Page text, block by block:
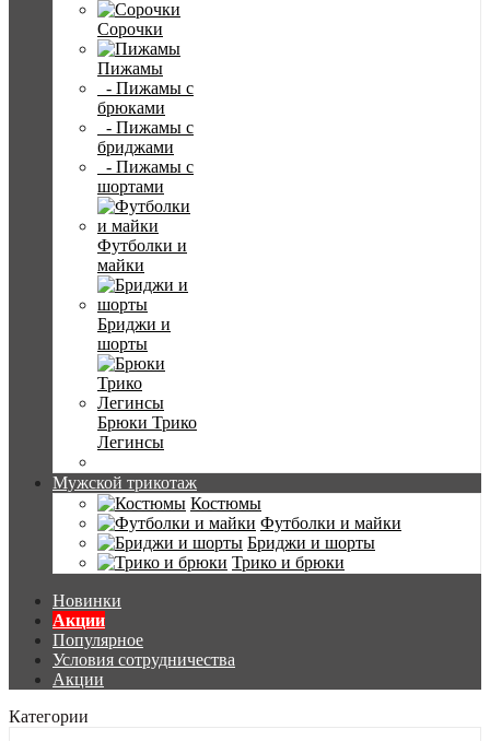
Сорочки
Пижамы
- Пижамы с
брюками
- Пижамы с
бриджами
- Пижамы с
шортами
Футболки и
майки
Бриджи и
шорты
Брюки Трико
Легинсы
Мужской трикотаж
Костюмы
Футболки и майки
Бриджи и шорты
Трико и брюки
Новинки
Акции
Популярное
Условия сотрудничества
Акции
Категории